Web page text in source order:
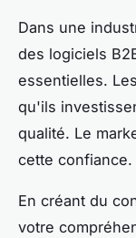
Dans une
des logiciels
essentielles.
qu'ils
qualité. Le
cette confiance.
En créant du
votre